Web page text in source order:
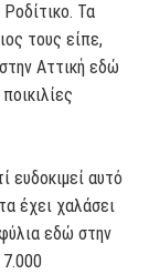
Τα
τους είπε,
Αττική εδώ
ευδοκιμεί αυτό
έχει χαλάσει
εδώ στην